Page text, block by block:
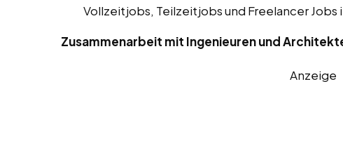
Vollzeitjobs, Teilzeitjobs und Freelancer Jobs
Zusammenarbeit mit Ingenieuren und
Anzeige